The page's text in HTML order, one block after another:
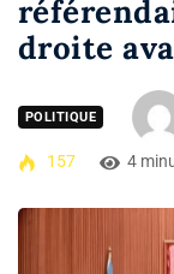
droite
POLITIQUE
157 4